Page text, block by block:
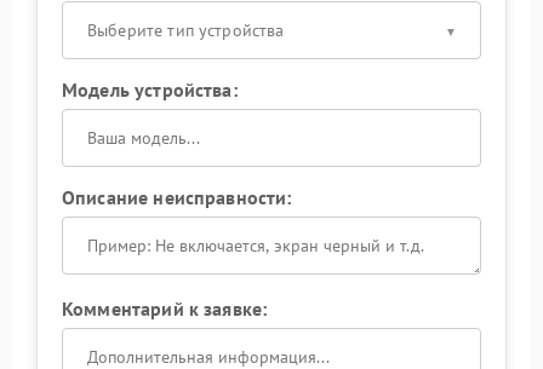
Выберите тип устройства
Модель устройства:
Описание неисправности:
Комментарий к заявке: